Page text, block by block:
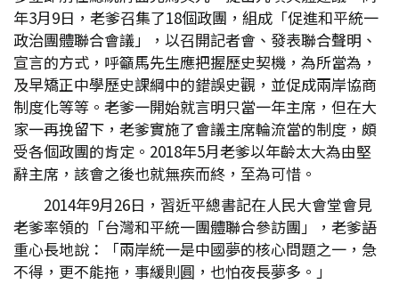
年3月9日，老爹召集了18個政團，組成「促進和平統一
政治團體聯合會議」，以召開記者會、發表聯合聲明、
宣言的方式，呼籲馬先生應把握歷史契機，為所當為，
及早矯正中學歷史課綱中的錯誤史觀，並促成兩岸協商
制度化等等。老爹一開始就言明只當一年主席，但在大
家一再挽留下，老爹實施了會議主席輪流當的制度，頗
受各個政團的肯定。2018年5月老爹以年齡太大為由堅
辭主席，該會之後也就無疾而終，至為可惜。
2014年9月26日，習近平總書記在人民大會堂會見
老爹率領的「台灣和平統一團體聯合參訪團」，老爹語
重心長地說：「兩岸統一是中國夢的核心問題之一，急
不得，更不能拖，事緩則圓，也怕夜長夢多。」